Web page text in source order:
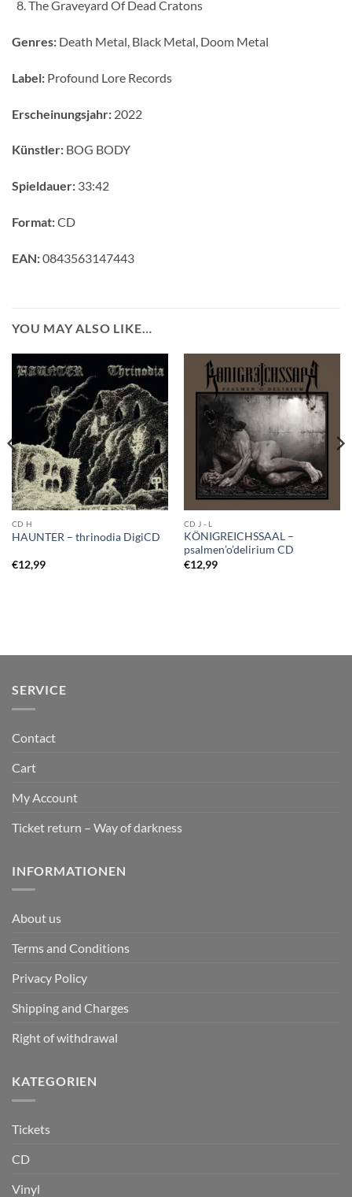
The Graveyard Of Dead Cratons
Genres: Death Metal, Black Metal, Doom Metal
Label: Profound Lore Records
Erscheinungsjahr: 2022
Künstler: BOG BODY
Spieldauer: 33:42
Format:CD
EAN:0843563147443
YOU MAY ALSO LIKE…
CD H
HAUNTER – thrinodia DigiCD
€12,99
CD J - L
KÖNIGREICHSSAAL –
psalmen’o’delirium CD
€12,99
SERVICE
Contact
Cart
My Account
Ticket return – Way of darkness
INFORMATIONEN
About us
Terms and Conditions
Privacy Policy
Shipping and Charges
Right of withdrawal
KATEGORIEN
Tickets
CD
Vinyl